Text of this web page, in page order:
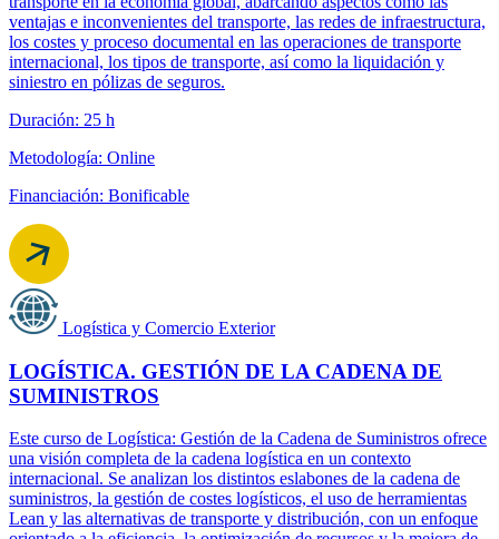
ventajas e inconvenientes del transporte, las redes de infraestructura,
los costes y proceso documental en las operaciones de transporte
internacional, los tipos de transporte, así como la liquidación y
siniestro en pólizas de seguros.
Duración: 25 h
Metodología: Online
Financiación: Bonificable
Logística y Comercio Exterior
LOGÍSTICA. GESTIÓN DE LA CADENA DE
SUMINISTROS
Este curso de Logística: Gestión de la Cadena de Suministros ofrece
una visión completa de la cadena logística en un contexto
internacional. Se analizan los distintos eslabones de la cadena de
suministros, la gestión de costes logísticos, el uso de herramientas
Lean y las alternativas de transporte y distribución, con un enfoque